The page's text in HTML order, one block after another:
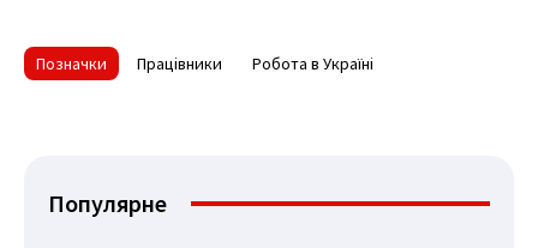
Позначки Працівники Робота в Україні
Популярне